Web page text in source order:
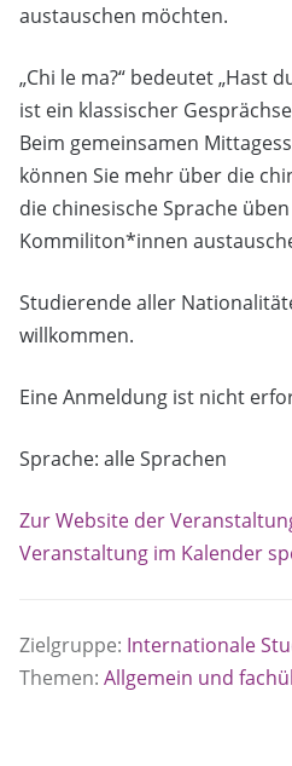
austauschen möchten.
„Chi le ma?“ bedeutet „Hast
ist ein klassischer
Beim gemeinsamen
können Sie mehr über die
die chinesische Sprache
Kommiliton*innen
Studierende aller
willkommen.
Eine Anmeldung ist nicht
Sprache: alle Sprachen
Zur Website der
Veranstaltung im Kalender
Zielgruppe: Internationale
Themen: Allgemein und